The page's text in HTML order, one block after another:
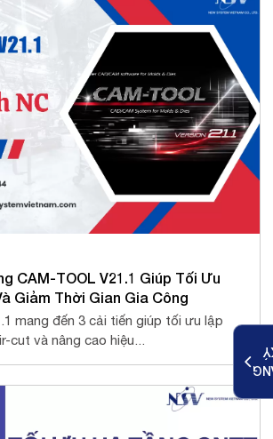
CAM-TOOL V21.1 Giúp Tối Ưu
Giảm Thời Gian Gia Công
mang đến 3 cải tiến giúp tối ưu lập
cut và nâng cao hiệu...